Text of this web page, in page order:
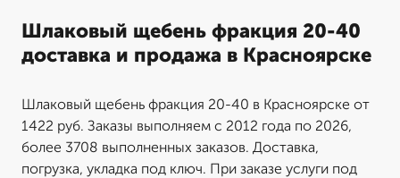
Шлаковый щебень фракция 20-40
доставка и продажа в Красноярске
Шлаковый щебень фракция 20-40 в Красноярске от
1422 руб. Заказы выполняем с 2012 года по 2026,
более 3708 выполненных заказов. Доставка,
погрузка, укладка под ключ. При заказе услуги под